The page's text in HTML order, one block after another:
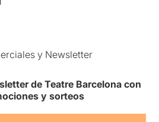
y Newsletter
de Teatre Barcelona con
y sorteos